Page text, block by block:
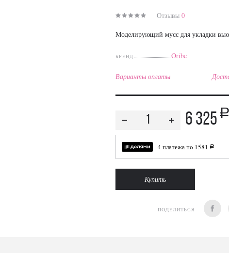
Отзывы0
Моделирующий мусс для укладки
БРЕНД Oribe
Варианты оплаты
6 325 a
4 платежа по 1581 a
Купить
ПОДЕЛИТЬСЯ